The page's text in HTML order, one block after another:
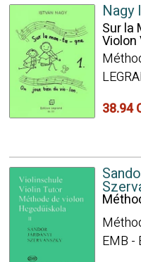
Nagy
Sur la
Violon
38.94
EMB -